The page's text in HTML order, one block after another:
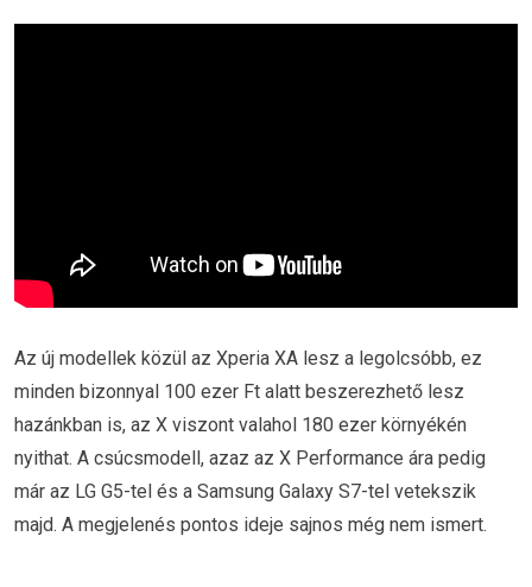
Az új modellek közül az Xperia XA lesz a legolcsóbb, ez
minden bizonnyal 100 ezer Ft alatt beszerezhető lesz
hazánkban is, az X viszont valahol 180 ezer környékén
nyithat. A csúcsmodell, azaz az X Performance ára pedig
már az LG G5-tel és a Samsung Galaxy S7-tel vetekszik
majd. A megjelenés pontos ideje sajnos még nem ismert.